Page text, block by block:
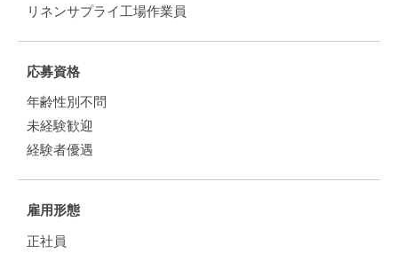
リネンサプライ工場作業員
応募資格
年齢性別不問
未経験歓迎
経験者優遇
雇用形態
正社員